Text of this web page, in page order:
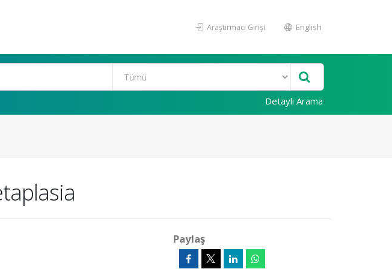
Araştırmacı Girişi English
Detaylı Arama
Paylaş